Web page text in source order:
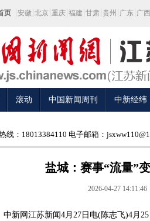
页 安徽 北京 重庆 福建 甘肃 贵州 广东 广西
滚动 中国新闻周刊 中新经纬
线：18013384110 电子邮箱：
盐城：赛事“流量”
2026-04-27 14:11:46
网江苏新闻4月27日电(陈志飞)4月25